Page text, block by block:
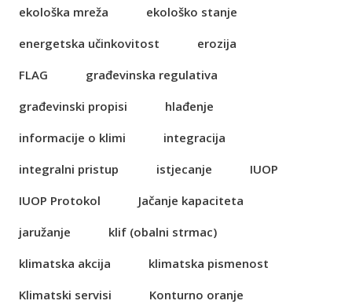
ekološka mreža
ekološko stanje
energetska učinkovitost
erozija
FLAG
građevinska regulativa
građevinski propisi
hlađenje
informacije o klimi
integracija
integralni pristup
istjecanje
IUOP
IUOP Protokol
Jačanje kapaciteta
jaružanje
klif (obalni strmac)
klimatska akcija
klimatska pismenost
Klimatski servisi
Konturno oranje